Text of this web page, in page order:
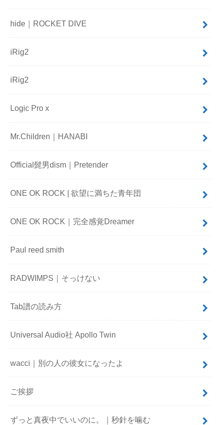
hide｜ROCKET DIVE
iRig2
iRig2
Logic Pro x
Mr.Children｜HANABI
Official髭男dism｜Pretender
ONE OK ROCK | 欲望に満ちた青年団
ONE OK ROCK｜完全感覚Dreamer
Paul reed smith
RADWIMPS｜そっけない
Tab譜の読み方
Universal Audio社 Apollo Twin
wacci｜別の人の彼女になったよ
ご挨拶
ずっと真夜中でいいのに。｜秒針を噛む